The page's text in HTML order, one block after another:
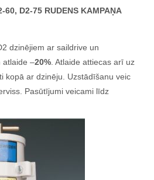
60, D2-75 RUDENS KAMPAŅA
dzinējiem ar saildrive un
atlaide –20% . Atlaide attiecas arī uz
kopā ar dzinēju. Uzstādīšanu veic
Pasūtījumi veicami līdz